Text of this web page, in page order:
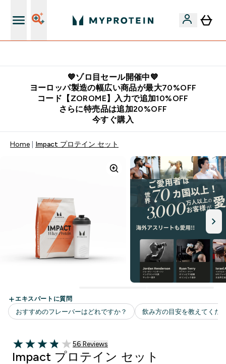
💙ゾロ目セール開催中💙
ヨーロッパ製造の幅広い商品が最大70%OFF
コード【ZOROME】入力で追加10%OFF
さらに特売品は追加20%OFF
今すぐ購入
Home Impact プロテイン セット
3.88 out of 5 stars
56 ＋件の口コミ
56 Reviews
Impact プロテイン セット